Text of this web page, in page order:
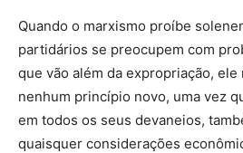
Quando o marxismo proíbe
partidários se preocupem com
que vão além da expropriação, ele
nenhum princípio novo, uma vez
em todos os seus devaneios,
quaisquer considerações